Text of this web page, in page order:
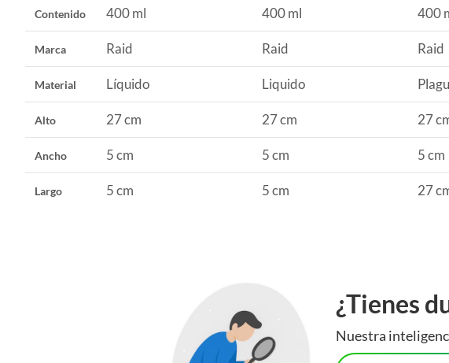
Encontrarás una gran variedad de productos para combatir las plagas,
aire de tu hogar.
Contenido 400 ml 400 ml 400
Marca Raid Raid Raid
Material Líquido Liquido
Alto 27 cm 27 cm 27
Ancho 5 cm 5 cm 5 cm
Largo 5 cm 5 cm 27
¿Tienes
Nuestra